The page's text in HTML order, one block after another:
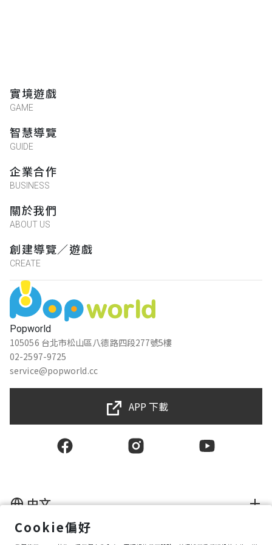
Popworld
105056 台北市松山區八德路四段277號5樓
02-2597-9725
service@popworld.cc
實境遊戲
GAME
智慧導覽
GUIDE
企業合作
BUSINESS
關於我們
ABOUT US
創建導覽／遊戲
CREATE
APP 下載
中文
Cookie偏好